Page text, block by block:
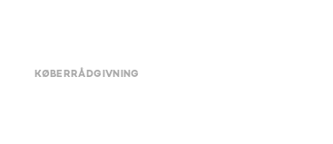
KØBERRÅDGIVNING